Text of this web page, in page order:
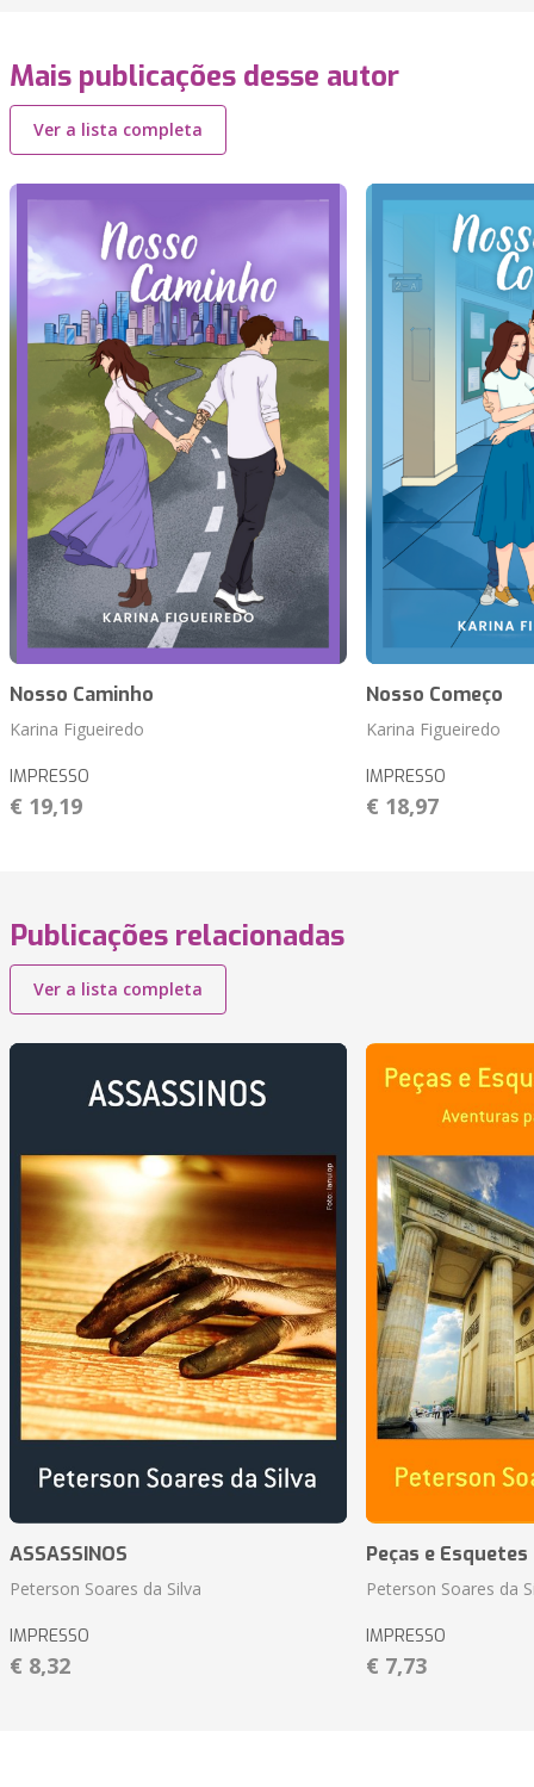
Mais publicações desse autor
Ver a lista completa
Nosso Caminho
Karina Figueiredo
IMPRESSO
€ 19,19
Nosso Começo
Karina Figueiredo
IMPRESSO
€ 18,97
Publicações relacionadas
Ver a lista completa
ASSASSINOS
Peterson Soares da Silva
IMPRESSO
€ 8,32
Peças e
Peterson Soares da
IMPRESSO
€ 7,73